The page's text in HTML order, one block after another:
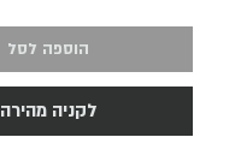
הוספה לסל
לקניה מהירה